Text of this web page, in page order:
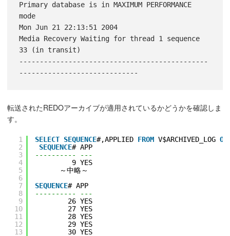
Primary database is in MAXIMUM PERFORMANCE
mode
Mon Jun 21 22:13:51 2004
Media Recovery Waiting for thread 1 sequence
33 (in transit)
----------------------------------------------
転送されたREDOアーカイブが適用されているかどうかを確認しま
す。
1
2
3
4
5
6
7
8
9
10
11
12
13
SELECT SEQUENCE#,APPLIED FROM V$ARCHIVED_LOG
SEQUENCE# APP
---------- ---
9 YES
～中略～
SEQUENCE# APP
---------- ---
26 YES
27 YES
28 YES
29 YES
30 YES